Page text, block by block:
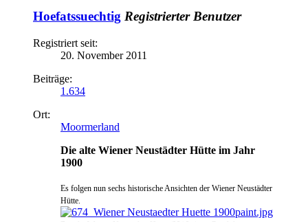
Hoefatssuechtig Registrierter Benutzer
Registriert seit:
20. November 2011
Beiträge:
1.634
Ort:
Moormerland
Die alte Wiener Neustädter Hütte im Jahr
1900
Es folgen nun sechs historische Ansichten der Wiener Neustädter
Hütte.